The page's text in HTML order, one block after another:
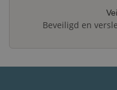
Beveiligd en